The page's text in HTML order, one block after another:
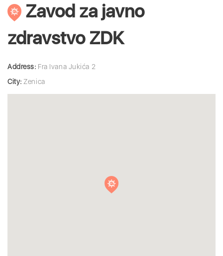
Zavod za javno
zdravstvo ZDK
Address: Fra Ivana Jukića 2
City: Zenica